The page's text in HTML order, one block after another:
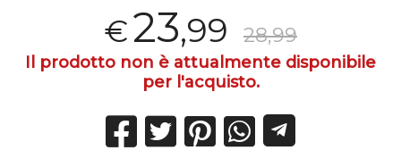
€23,99 28,99
Il prodotto non è attualmente disponibile
per l'acquisto.